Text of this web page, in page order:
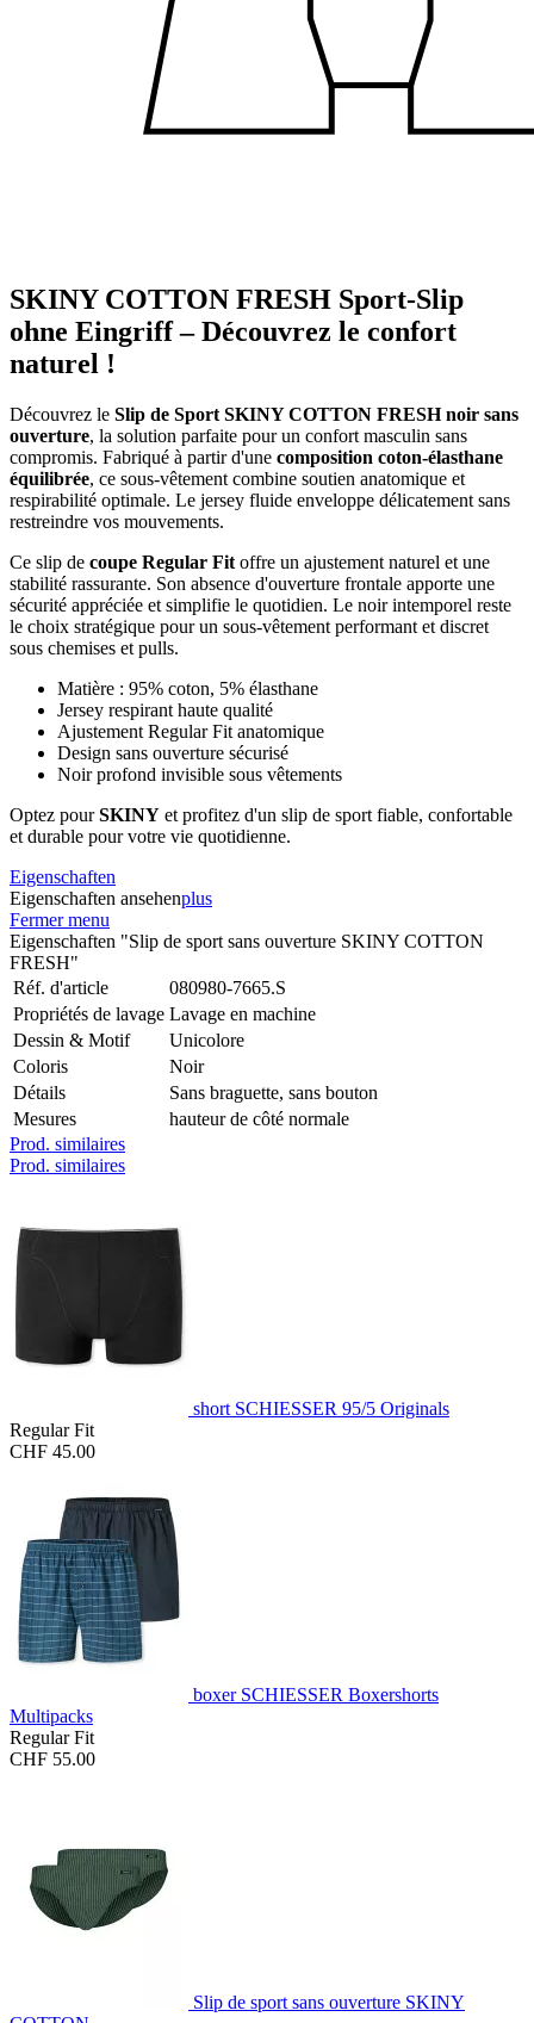
SKINY COTTON FRESH Sport-Slip
ohne Eingriff – Découvrez le confort
naturel !
Découvrez le Slip de Sport SKINY COTTON FRESH noir sans
ouverture, la solution parfaite pour un confort masculin sans
compromis. Fabriqué à partir d'une composition coton-élasthane
équilibrée, ce sous-vêtement combine soutien anatomique et
respirabilité optimale. Le jersey fluide enveloppe délicatement sans
restreindre vos mouvements.
Ce slip de coupe Regular Fit offre un ajustement naturel et une
stabilité rassurante. Son absence d'ouverture frontale apporte une
sécurité appréciée et simplifie le quotidien. Le noir intemporel reste
le choix stratégique pour un sous-vêtement performant et discret
sous chemises et pulls.
Matière : 95% coton, 5% élasthane
Jersey respirant haute qualité
Ajustement Regular Fit anatomique
Design sans ouverture sécurisé
Noir profond invisible sous vêtements
Optez pourSKINY et profitez d'un slip de sport fiable, confortable
et durable pour votre vie quotidienne.
Eigenschaften
Eigenschaften ansehenplus
Fermer menu
Eigenschaften "Slip de sport sans ouverture SKINY COTTON
FRESH"
Réf. d'article
080980-7665.S
Propriétés de lavage Lavage en machine
Dessin & Motif
Unicolore
Coloris
Noir
Détails
Sans braguette, sans bouton
Mesures
hauteur de côté normale
Prod. similaires
Prod. similaires
short SCHIESSER 95/5 Originals
Regular Fit
CHF 45.00
boxer SCHIESSER Boxershorts
Multipacks
Regular Fit
CHF 55.00
Slip de sport sans ouverture SKINY